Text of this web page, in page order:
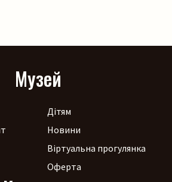
Музей
Дітям
Новини
Віртуальна прогулянка
Оферта